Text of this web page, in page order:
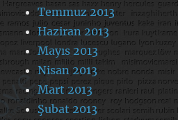
Temmuz 2013
Haziran 2013
Mayıs 2013
Nisan 2013
Mart 2013
Şubat 2013